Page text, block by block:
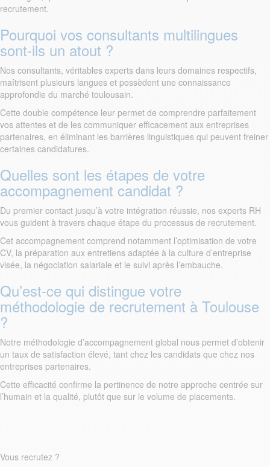
recrutement.
Pourquoi vos consultants multilingues
sont-ils un atout ?
Nos consultants, véritables experts dans leurs domaines respectifs,
maîtrisent plusieurs langues et possèdent une connaissance
approfondie du marché toulousain.
Cette double compétence leur permet de comprendre parfaitement
vos attentes et de les communiquer efficacement aux entreprises
partenaires, en éliminant les barrières linguistiques qui peuvent freiner
certaines candidatures.
Quelles sont les étapes de votre
accompagnement candidat ?
Du premier contact jusqu’à votre intégration réussie, nos experts RH
vous guident à travers chaque étape du processus de recrutement.
Cet accompagnement comprend notamment l’optimisation de votre
CV, la préparation aux entretiens adaptée à la culture d’entreprise
visée, la négociation salariale et le suivi après l’embauche.
Qu’est-ce qui distingue votre
méthodologie de recrutement à Toulouse
?
Notre méthodologie d’accompagnement global nous permet d’obtenir
un taux de satisfaction élevé, tant chez les candidats que chez nos
entreprises partenaires.
Cette efficacité confirme la pertinence de notre approche centrée sur
l’humain et la qualité, plutôt que sur le volume de placements.
Vous recrutez ?